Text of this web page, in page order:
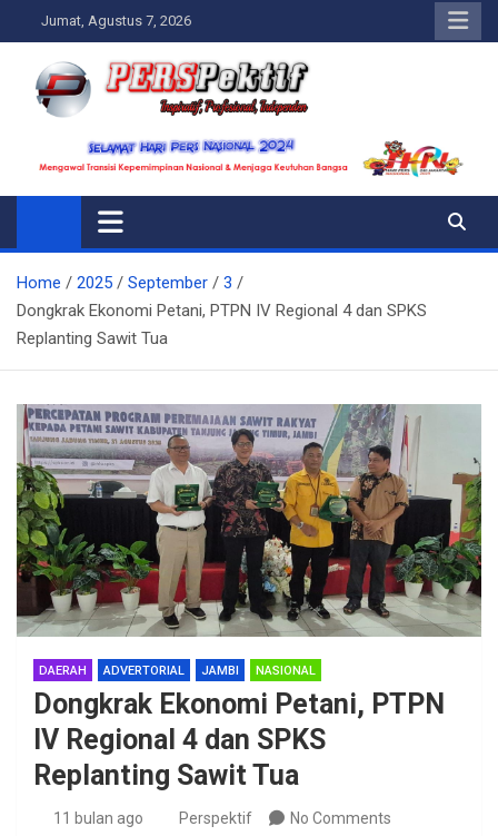
to
content
Jumat, Agustus 7, 2026
Perspektif.today
Ispiratif Profesional Independen
Home 2025 September
3
Dongkrak Ekonomi Petani, PTPN IV Regional 4 dan SPKS
Replanting Sawit Tua
DAERAH ADVERTORIAL JAMBI NASIONAL
Dongkrak Ekonomi Petani, PTPN
IV Regional 4 dan SPKS
Replanting Sawit Tua
11 bulan ago Perspektif No Comments